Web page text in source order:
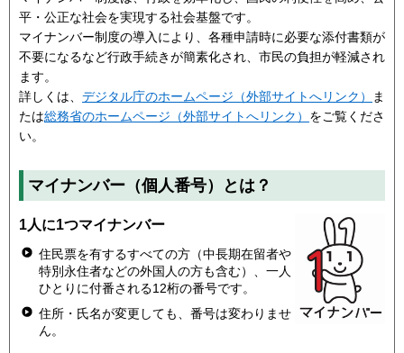
平・公正な社会を実現する社会基盤です。
マイナンバー制度の導入により、各種申請時に必要な添付書類が
不要になるなど行政手続きが簡素化され、市民の負担が軽減され
ます。
詳しくは、 デジタル庁のホームページ（外部サイトへリンク）
ま
たは総務省のホームページ（外部サイトへリンク） をご覧くださ
い。
マイナンバー（個人番号）とは？
1人に1つマイナンバー
住民票を有するすべての方（中長期在留者や
特別永住者などの外国人の方も含む）、一人
ひとりに付番される12桁の番号です。
住所・氏名が変更しても、番号は変わりませ
ん。